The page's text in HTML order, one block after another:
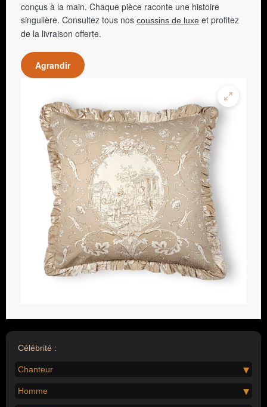
conçus à la main. Chaque pièce raconte une histoire
singulière. Consultez tous nos coussins de luxe et profitez
de la livraison offerte.
Agrandir
Célébrité :
Chanteur
Homme